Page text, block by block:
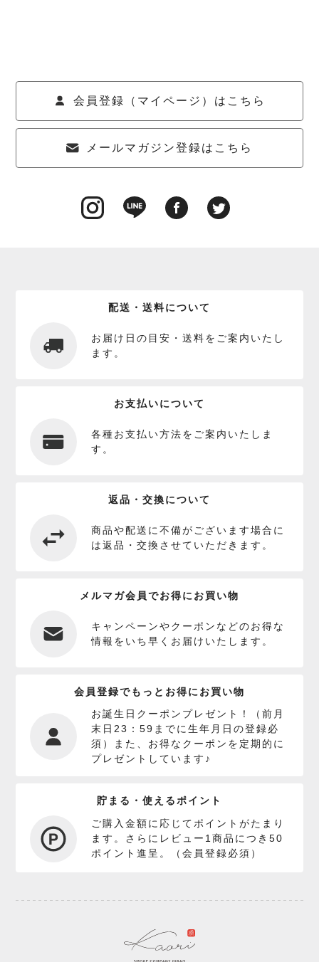
会員登録（マイページ）はこちら
メールマガジン登録はこちら
配送・送料について
お届け日の目安・送料をご案内いたし
ます。
お支払いについて
各種お支払い方法をご案内いたしま
す。
返品・交換について
商品や配送に不備がございます場合に
は返品・交換させていただきます。
メルマガ会員でお得にお買い物
キャンペーンやクーポンなどのお得な
情報をいち早くお届けいたします。
会員登録でもっとお得にお買い物
お誕生日クーポンプレゼント！（前月
末日23：59までに生年月日の登録必
須）また、お得なクーポンを定期的に
プレゼントしています♪
貯まる・使えるポイント
ご購入金額に応じてポイントがたまり
ます。さらにレビュー1商品につき50
ポイント進呈。（会員登録必須）